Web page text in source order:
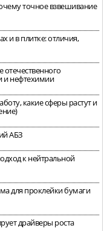
точное взвешивание
и в плитке: отличия,
и нефтехимии
какие сферы растут и
АБЗ
к нейтральной
для проклейки бумаги
драйверы роста